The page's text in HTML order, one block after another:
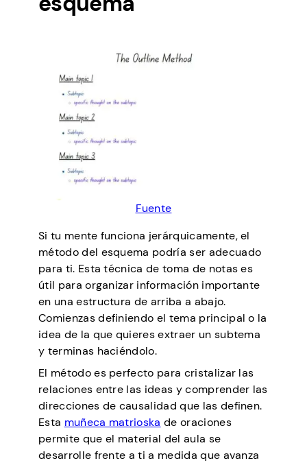
Fuente
Si tu mente funciona jerárquicamente, el
método del esquema podría ser adecuado
para ti. Esta técnica de toma de notas es
útil para organizar información importante
en una estructura de arriba a abajo.
Comienzas definiendo el tema principal o la
idea de la que quieres extraer un subtema
y terminas haciéndolo.
El método es perfecto para cristalizar las
relaciones entre las ideas y comprender las
direcciones de causalidad que las definen.
Esta muñeca matrioska de oraciones
permite que el material del aula se
desarrolle frente a ti a medida que avanza